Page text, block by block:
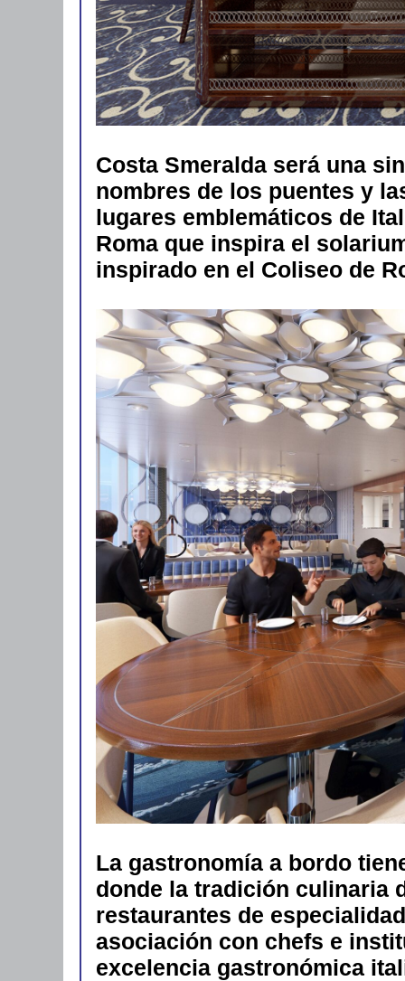
Costa Smeralda será una
nombres de los puentes y
lugares emblemáticos de
Roma que inspira el
inspirado en el Coliseo de
La gastronomía a bordo
donde la tradición culinaria
restaurantes de
asociación con chefs e
excelencia gastronómica